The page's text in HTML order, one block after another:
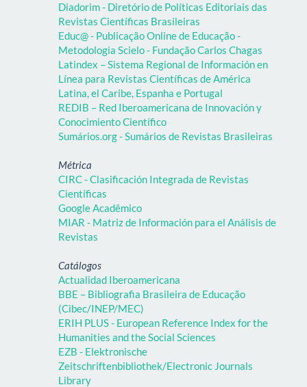
Diadorim - Diretório de Políticas Editoriais das
Revistas Científicas Brasileiras
Educ@ - Publicação Online de Educação -
Metodologia Scielo - Fundação Carlos Chagas
Latindex – Sistema Regional de Información en
Línea para Revistas Científicas de América
Latina, el Caribe, Espanha e Portugal
REDIB – Red Iberoamericana de Innovación y
Conocimiento Científico
Sumários.org - Sumários de Revistas Brasileiras
Métrica
CIRC - Clasificación Integrada de Revistas
Científicas
Google Acadêmico
MIAR - Matriz de Información para el Análisis de
Revistas
Catálogos
Actualidad Iberoamericana
BBE – Bibliografia Brasileira de Educação
(Cibec/INEP/MEC)
ERIH PLUS - European Reference Index for the
Humanities and the Social Sciences
EZB - Elektronische
Zeitschriftenbibliothek/Electronic Journals
Library